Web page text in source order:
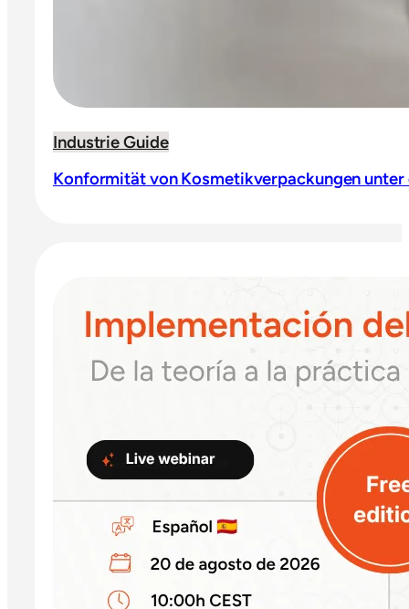
Industrie Guide
Konformität von Kosmetikverpackungen unter